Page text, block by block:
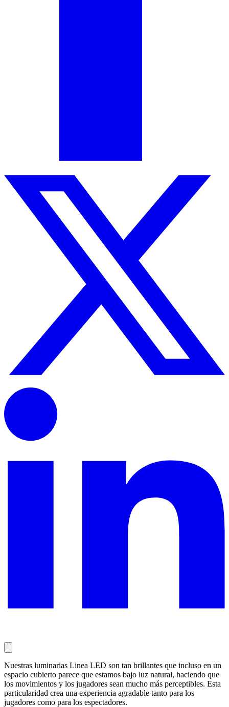
Nuestras luminarias Linea LED son tan brillantes que incluso en un
espacio cubierto parece que estamos bajo luz natural, haciendo que
los movimientos y los jugadores sean mucho más perceptibles. Esta
particularidad crea una experiencia agradable tanto para los
jugadores como para los espectadores.